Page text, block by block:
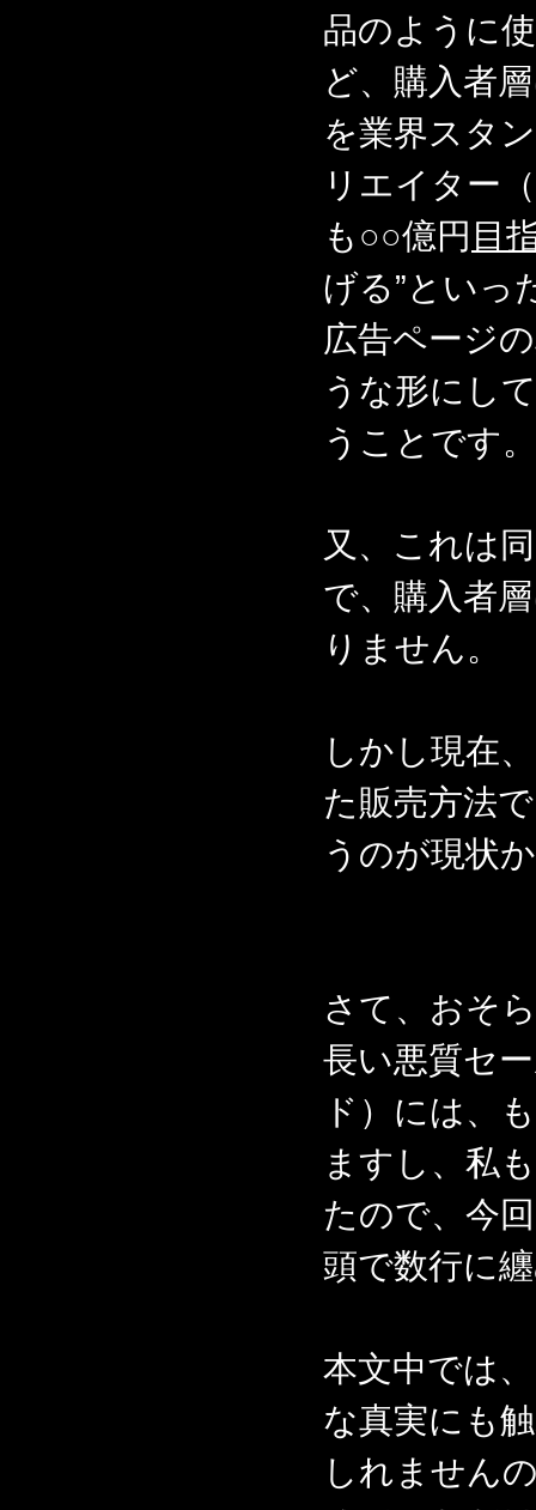
品のように
ど、購入者
を業界スタ
リエイター
も○○億円 目
げる”といっ
広告ページ
うな形にし
うことです。
又、これは
で、購入者
りません。
しかし現在
た販売方法
うのが現状
さて、おそ
長い悪質セ
ド）には、
ますし、私
たので、今
頭で数行に
本文中では
な真実にも
しれません